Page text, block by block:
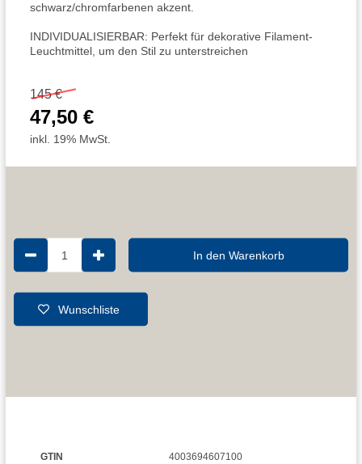
schwarz/chromfarbenen akzent.
INDIVIDUALISIERBAR: Perfekt für dekorative Filament-
Leuchtmittel, um den Stil zu unterstreichen
145 €
47,50 €
inkl. 19% MwSt.
1 In den Warenkorb
Wunschliste
GTIN 4003694607100